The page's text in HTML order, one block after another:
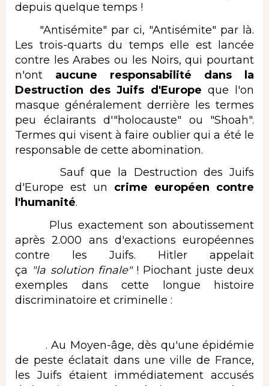
depuis quelque temps !
"Antisémite" par ci, "Antisémite" par là.
Les trois-quarts du temps elle est lancée
contre les Arabes ou les Noirs, qui pourtant
n'ont aucune responsabilité dans la
Destruction des Juifs d'Europe que l'on
masque généralement derrière les termes
peu éclairants d'"holocauste" ou "Shoah".
Termes qui visent à faire oublier qui a été le
responsable de cette abomination.
Sauf que la Destruction des Juifs
d'Europe est un crime européen contre
l'humanité.
Plus exactement son aboutissement
après 2.000 ans d'exactions européennes
contre les Juifs. Hitler appelait
ça "la solution finale"! Piochant juste deux
exemples dans cette longue histoire
discriminatoire et criminelle :
. Au Moyen-âge, dès qu'une épidémie
de peste éclatait dans une ville de France,
les Juifs étaient immédiatement accusés